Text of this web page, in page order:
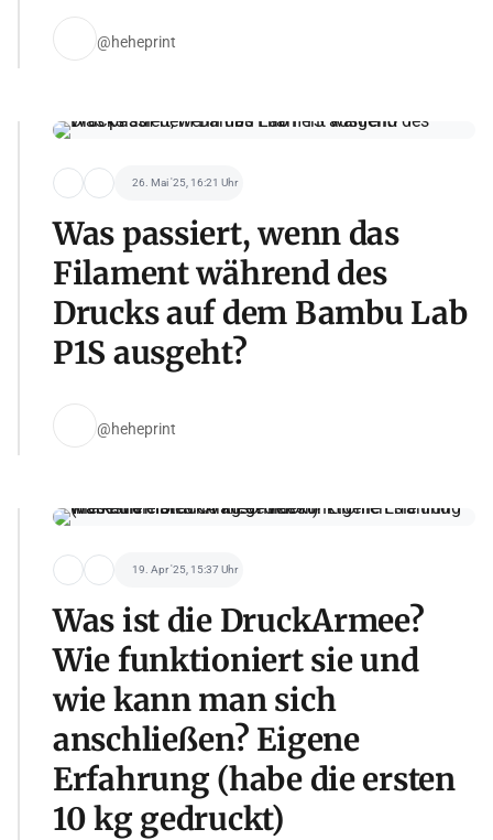
@heheprint
26. Mai '25, 16:21 Uhr
Was passiert, wenn das
Filament während des
Drucks auf dem Bambu Lab
P1S ausgeht?
@heheprint
19. Apr '25, 15:37 Uhr
Was ist die DruckArmee?
Wie funktioniert sie und
wie kann man sich
anschließen? Eigene
Erfahrung (habe die ersten
10 kg gedruckt)